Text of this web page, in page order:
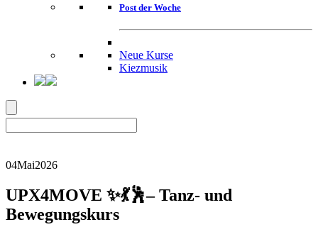
Post der Woche
Neue Kurse
Kiezmusik
04Mai2026
UPX4MOVE ✨💃🕺– Tanz- und
Bewegungskurs